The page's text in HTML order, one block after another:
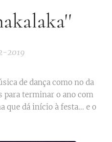
2019
de dança como no da
terminar o ano com
que dá início à festa... e o